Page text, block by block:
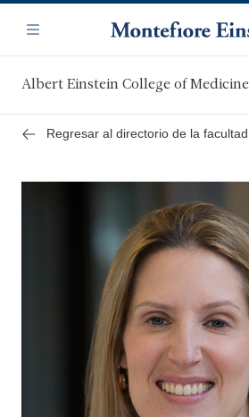
contenido
principal
Navegación
Menú
Albert Einstein College of Medicine
Regresar al directorio de la facultad